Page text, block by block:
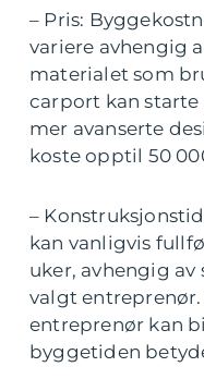
– Pris:
variere avhengig
materialet som
carport kan starte
mer avanserte
koste opptil 50
–
kan vanligvis
uker, avhengig
valgt
entreprenør kan
byggetiden